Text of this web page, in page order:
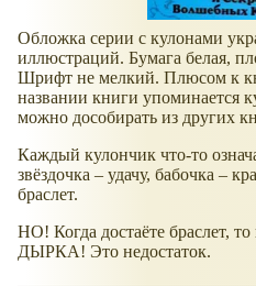
Обложка серии с кулонами
иллюстраций. Бумага белая,
Шрифт не мелкий. Плюсом к
названии книги упоминается
можно дособирать из других
Каждый кулончик что-то
звёздочка – удачу, бабочка –
браслет.
НО! Когда достаёте браслет,
ДЫРКА! Это недостаток.